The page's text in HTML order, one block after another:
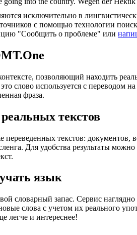
исключительно в
с помощью технологии
"Сообщить о проблеме" или
позволяющий находить
слово используется с
фраза.
текстов
текстов: документов,
Для удобства результаты
язык
словарный запас. Сервис
слова с учетом их реального
легче и интереснее!